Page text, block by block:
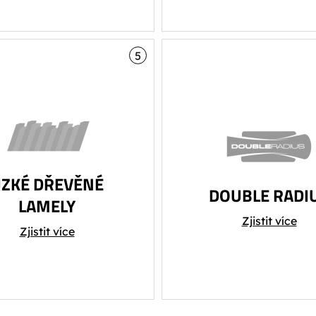
5
DŘEVĚNÉ
LAMELY
dřevěné lamely mají za
vyšší absorpci
Zjistit více
DOUBLE
Nová technologie
rozdílných rádiů pro
Zjistit více